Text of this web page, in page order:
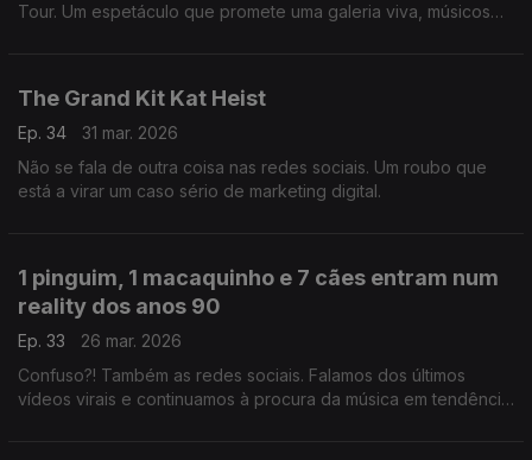
Tour. Um espetáculo que promete uma galeria viva, músicos
The Grand Kit Kat Heist
Ep. 34
31 mar. 2026
Não se fala de outra coisa nas redes sociais. Um roubo que
está a virar um caso sério de marketing digital.
1 pinguim, 1 macaquinho e 7 cães entram num
reality dos anos 90
Ep. 33
26 mar. 2026
Confuso?! Também as redes sociais. Falamos dos últimos
vídeos virais e continuamos à procura da música em tendência